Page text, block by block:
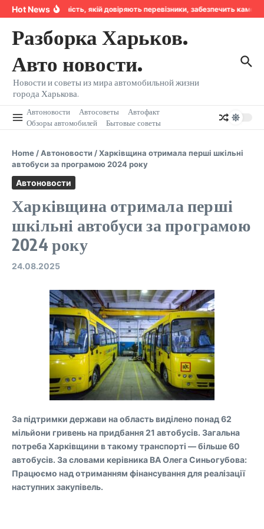
Перейти к содержанию
Hot NewsНадійність, якій довіряють перевізники, забезпечить
Разборка Харьков.
Авто новости.
Новости и советы из мира автомобильной жизни
города Харькова.
Автоновости Автосоветы
Автофакт
Обзоры автомобилей
Бытовые советы
Home /Автоновости /Харківщина отримала перші шкільні
автобуси за програмою 2024 року
Автоновости
Харківщина отримала перші
шкільні автобуси за програмою
2024 року
24.08.2025
За підтримки держави на область виділено понад 62
мільйони гривень на придбання 21 автобусів. Загальна
потреба Харківщини в такому транспорті — більше 60
автобусів. За словами керівника ВА Олега Синьогубова:
Працюємо над отриманням фінансування для реалізації
наступних закупівель.